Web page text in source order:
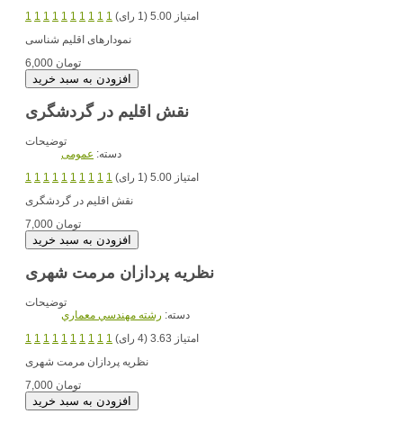
1 1 1 1 1 1 1 1 1 1
امتیاز 5.00 (1 رای)
6,000 تومان
نقش اقلیم در گردشگری
توضیحات
دسته: عمومی
1 1 1 1 1 1 1 1 1 1
امتیاز 5.00 (1 رای)
نقش اقلیم در گردشگری
7,000 تومان
نظریه پردازان مرمت شهری
توضیحات
دسته: رشته مهندسي معماري
1 1 1 1 1 1 1 1 1 1
امتیاز 3.63 (4 رای)
7,000 تومان